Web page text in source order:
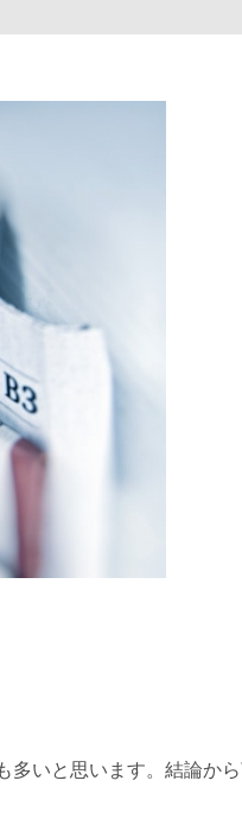
多いと思います。結論から